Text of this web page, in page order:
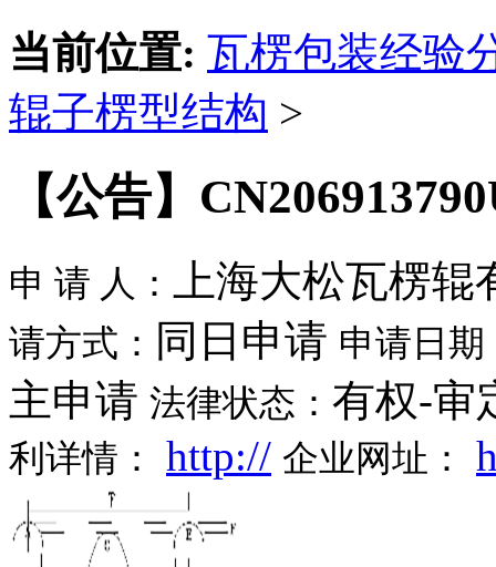
当前位置: 瓦楞包装经验
辊子楞型结构 >
【公告】
申 请 人： 上海大松瓦楞辊
请方式： 同日申请 申请日期
主申请 法律状态： 有权-审
利详情： http:// 企业网址：